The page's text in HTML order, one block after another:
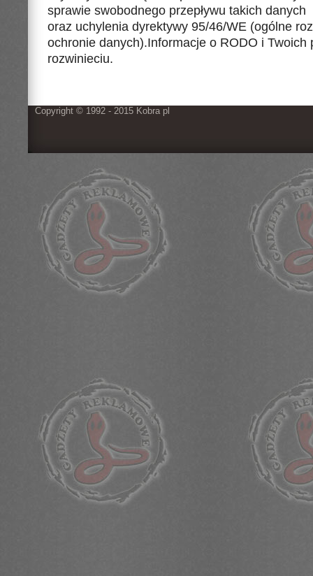
sprawie swobodnego przepływu takich danych
oraz uchylenia dyrektywy 95/46/WE (ogólne
ochronie danych).Informacje o RODO i Twoich
rozwinieciu.
Copyright © 1992 - 2015 Kobra pl